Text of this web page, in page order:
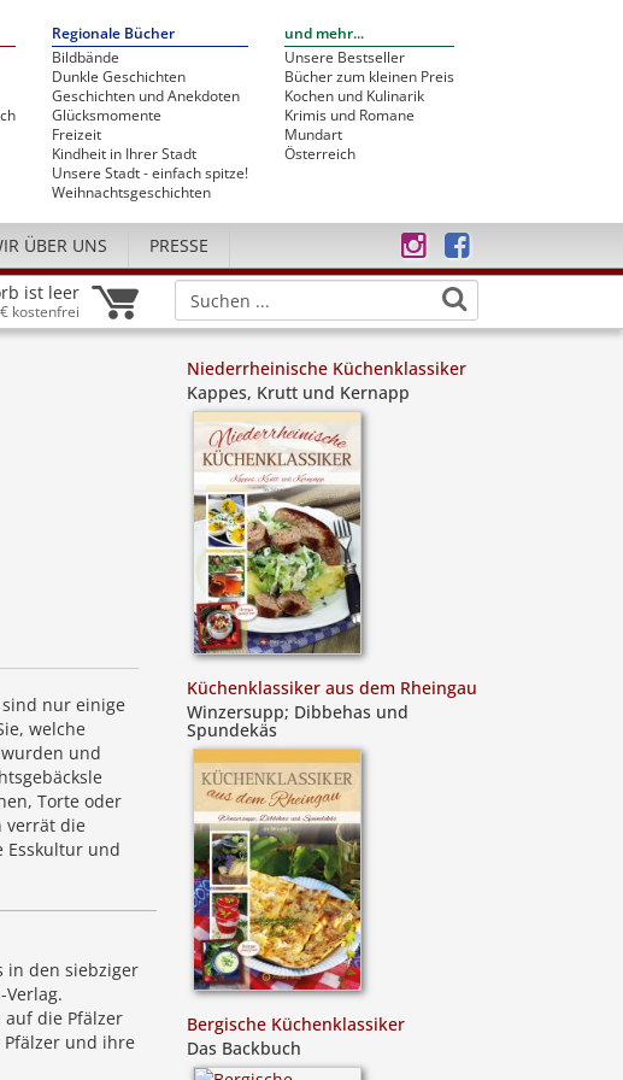
Regionale Bücher
Bildbände
Dunkle Geschichten
Geschichten und Anekdoten
Glücksmomente
Freizeit
Kindheit in Ihrer Stadt
Unsere Stadt - einfach spitze!
Weihnachtsgeschichten
und mehr...
Unsere Bestseller
Bücher zum kleinen Preis
Kochen und Kulinarik
Krimis und Romane
Mundart
Österreich
ÜBER UNS PRESSE
ist leer
kostenfrei
nur einige
welche
und
Torte oder
verrät die
Esskultur und
in den siebziger
auf die Pfälzer
Pfälzer und ihre
Niederrheinische Küchenklassiker
Kappes, Krutt und Kernapp
Küchenklassiker aus dem Rheingau
Winzersupp; Dibbehas und
Spundekäs
Bergische Küchenklassiker
Das Backbuch